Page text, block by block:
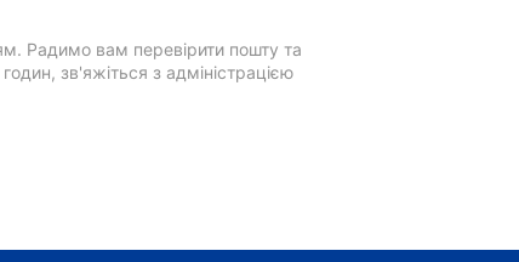
Радимо вам перевірити пошту та
зв'яжіться з адміністрацією